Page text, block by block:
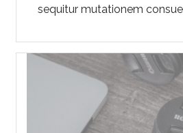
sequitur mutationem